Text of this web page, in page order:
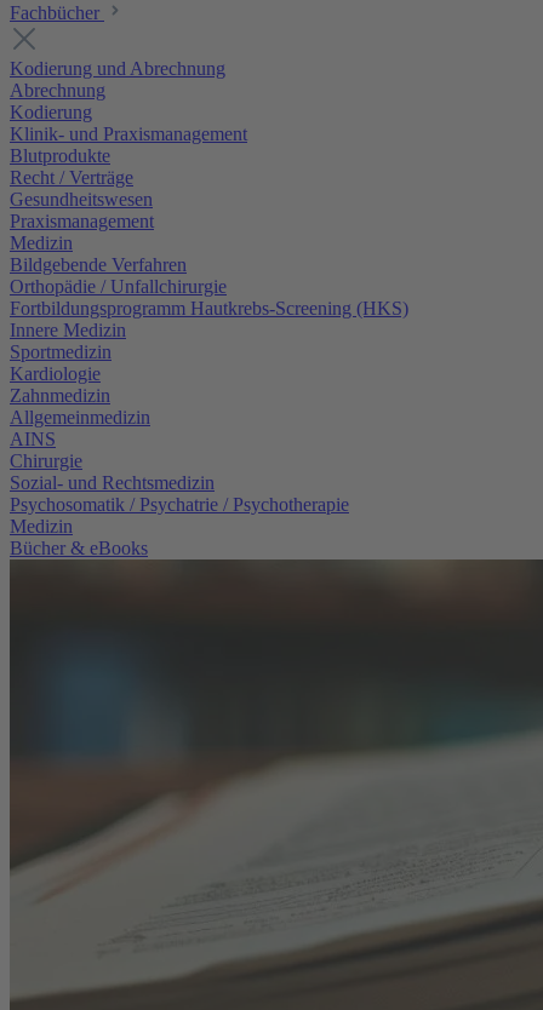
Fachbücher
Kodierung und Abrechnung
Abrechnung
Kodierung
Klinik- und Praxismanagement
Blutprodukte
Recht / Verträge
Gesundheitswesen
Praxismanagement
Medizin
Bildgebende Verfahren
Orthopädie / Unfallchirurgie
Fortbildungsprogramm Hautkrebs-Screening (HKS)
Innere Medizin
Sportmedizin
Kardiologie
Zahnmedizin
Allgemeinmedizin
AINS
Chirurgie
Sozial- und Rechtsmedizin
Psychosomatik / Psychatrie / Psychotherapie
Medizin
Bücher & eBooks